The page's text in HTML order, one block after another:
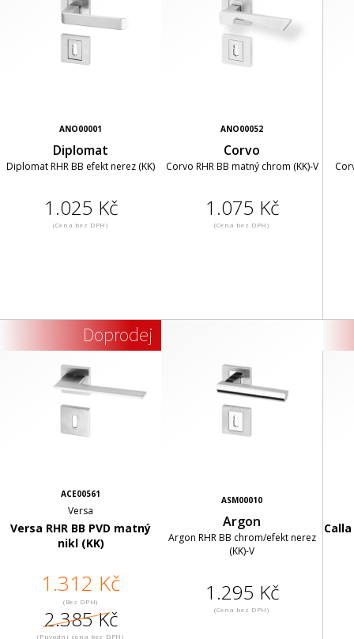
ANO00001
Diplomat
Diplomat RHR BB efekt nerez (KK)
1.025 Kč
(Cena bez DPH)
ANO00052
Corvo
Corvo RHR BB matný chrom (KK)-V
1.075 Kč
(Cena bez DPH)
Doprodej
ACE00561
Versa
Versa RHR BB PVD matný
nikl (KK)
1.312 Kč
(Bez DPH)
2.385 Kč
(Puvodní cena bez DPH)
ASM00010
Argon
Argon RHR BB chrom/efekt nerez
(KK)-V
1.295 Kč
(Cena bez DPH)